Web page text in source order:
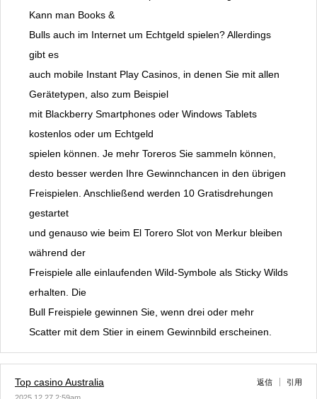
Kann man Books &
Bulls auch im Internet um Echtgeld spielen? Allerdings
gibt es
auch mobile Instant Play Casinos, in denen Sie mit allen
Gerätetypen, also zum Beispiel
mit Blackberry Smartphones oder Windows Tablets
kostenlos oder um Echtgeld
spielen können. Je mehr Toreros Sie sammeln können,
desto besser werden Ihre Gewinnchancen in den übrigen
Freispielen. Anschließend werden 10 Gratisdrehungen
gestartet
und genauso wie beim El Torero Slot von Merkur bleiben
während der
Freispiele alle einlaufenden Wild-Symbole als Sticky Wilds
erhalten. Die
Bull Freispiele gewinnen Sie, wenn drei oder mehr
Scatter mit dem Stier in einem Gewinnbild erscheinen.
Top casino Australia 返信 引用